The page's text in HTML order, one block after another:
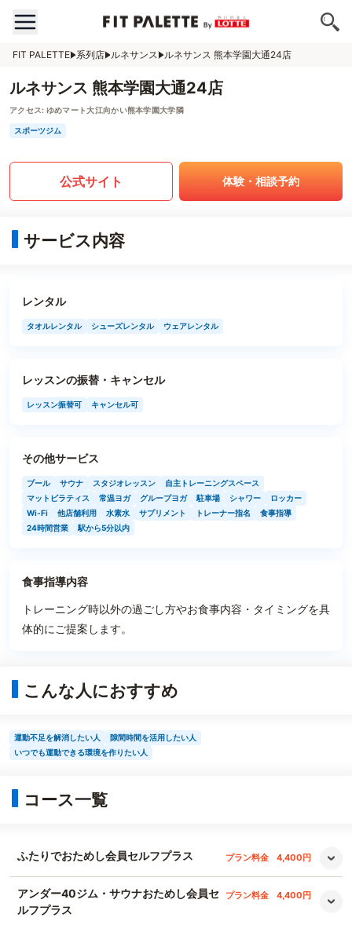
FIT PALETTE 系列店 ルネサンス ルネサンス 熊本学園大通24店
ルネサンス 熊本学園大通24店
アクセス: ゆめマート大江向かい熊本学園大学隣
スポーツジム
公式サイト 体験・相談予約
サービス内容
レンタル
タオルレンタル シューズレンタル ウェアレンタル
レッスンの振替・キャンセル
レッスン振替可 キャンセル可
その他サービス
プール サウナ スタジオレッスン
自主トレーニングスペース
マットピラティス
常温ヨガ グループヨガ 駐車場 シャワー
ロッカー
Wi-Fi
他店舗利用 水素水 サプリメント トレーナー指名
食事指導
24時間営業
駅から5分以内
食事指導内容
トレーニング時以外の過ごし方やお食事内容・タイミングを具
体的にご提案します。
こんな人におすすめ
運動不足を解消したい人
隙間時間を活用したい人
いつでも運動できる環境を作りたい人
コース一覧
ふたりでおためし会員セルフプラス プラン料金 4,400円
アンダー40ジム・サウナおためし会員セ
ルフプラス
プラン料金 4,400円